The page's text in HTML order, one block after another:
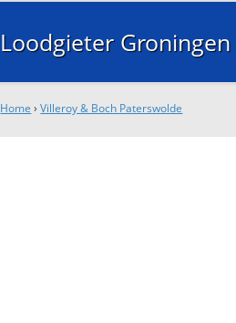
Loodgieter Groningen
Home ›Villeroy & Boch Paterswolde